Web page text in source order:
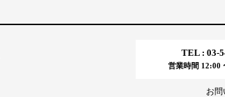
TEL : 03-
営業時間 12:00
お